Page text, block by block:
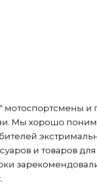
мотоспортсмены
Мы хорошо
и товаров